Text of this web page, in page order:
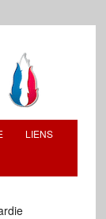
LIENS